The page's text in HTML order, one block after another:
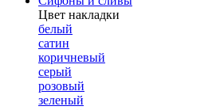
Цвет накладки
белый
сатин
коричневый
серый
розовый
зеленый